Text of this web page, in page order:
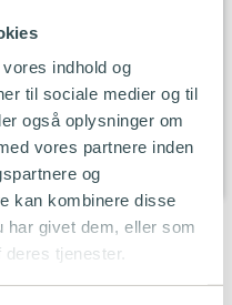
indhold og
til sociale medier og til
også oplysninger om
vores partnere inden
og
kan kombinere disse
har givet dem, eller som
tjenester.